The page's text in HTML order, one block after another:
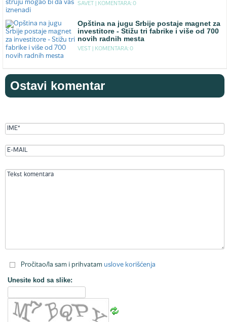
SAVET | KOMENTARA: 0
Opština na jugu Srbije postaje magnet za
investitore - Stižu tri fabrike i više od 700
novih radnih mesta
VEST | KOMENTARA: 0
Ostavi komentar
Pročitao/la sam i prihvatam uslove korišćenja
Unesite kod sa slike: